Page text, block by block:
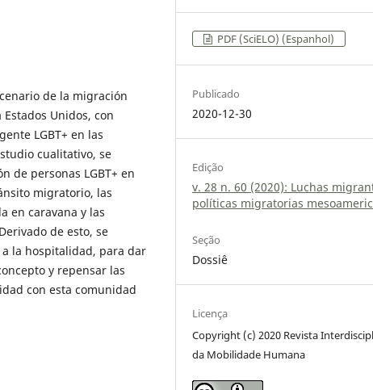
de la migración
Unidos, con
LGBT+ en las
cualitativo, se
de personas LGBT+ en
migratorio, las
en caravana y las
de esto, se
la hospitalidad, para dar
y repensar las
con esta comunidad
PDF (SciELO) (Espanhol)
Publicado
2020-12-30
Edição
v. 28 n. 60 (2020): Luchas
políticas migratorias
Seção
Dossiê
Licença
Copyright (c) 2020 Revista
da Mobilidade Humana